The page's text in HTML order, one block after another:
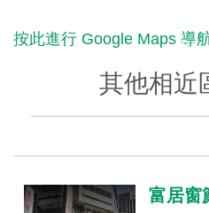
按此進行 Google Maps 導
其他相近
富居窗